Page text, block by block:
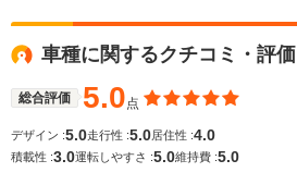
WLTCモード
燃費
車種に関するクチコミ・評価
総合評価 5.0点
デザイン :5.0走行性 :5.0居住性 :4.0
積載性 :3.0運転しやすさ :5.0維持費 :5.0